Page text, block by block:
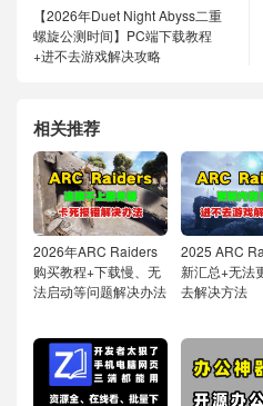
【2026年Duet Night Abyss二重
螺旋公测时间】PC端下载教程
+进不去游戏解决攻略
相关推荐
2026年ARC Raiders
购买教程+下载慢、无
法启动等问题解决办法
2025 ARC
新汇总+无法
去解决方法